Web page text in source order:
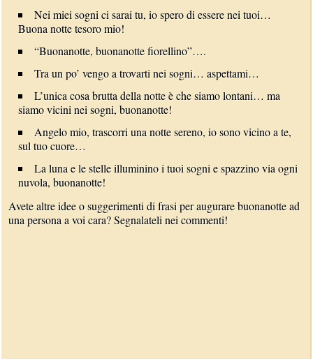
Nei miei sogni ci sarai tu, io spero di essere nei tuoi…
Buona notte tesoro mio!
“Buonanotte, buonanotte fiorellino”….
Tra un po’ vengo a trovarti nei sogni… aspettami…
L’unica cosa brutta della notte è che siamo lontani… ma
siamo vicini nei sogni, buonanotte!
Angelo mio, trascorri una notte sereno, io sono vicino a te,
sul tuo cuore…
La luna e le stelle illuminino i tuoi sogni e spazzino via ogni
nuvola, buonanotte!
Avete altre idee o suggerimenti di frasi per augurare buonanotte ad
una persona a voi cara? Segnalateli nei commenti!